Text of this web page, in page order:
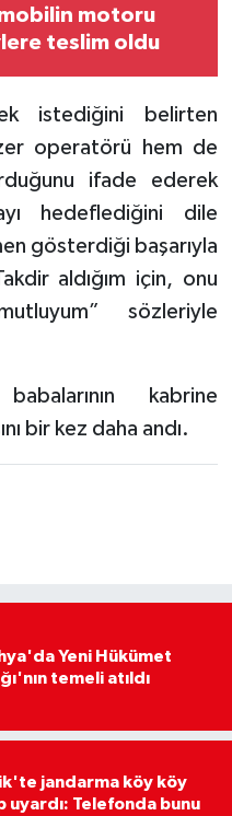
motoru
teslim oldu
istediğini belirten
operatörü hem de
ifade ederek
hedeflediğini dile
gösterdiği başarıyla
aldığım için, onu
sözleriyle
kabrine
bir kez daha andı.
Yeni Hükümet
temeli atıldı
jandarma köy köy
uyardı: Telefonda bunu